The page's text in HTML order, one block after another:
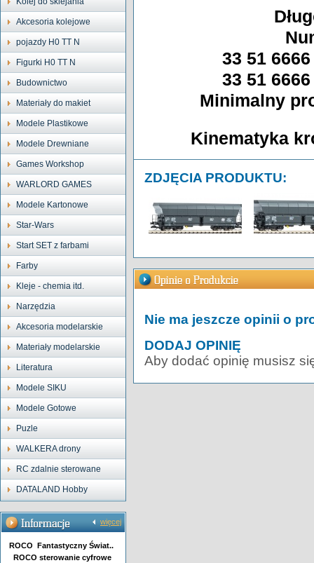
Akcesoria kolejowe
pojazdy H0 TT N
Figurki H0 TT N
Budownictwo
Materiały do makiet
Modele Plastikowe
Modele Drewniane
Games Workshop
WARLORD GAMES
Modele Kartonowe
Star-Wars
Start SET z farbami
Farby
Kleje - chemia itd.
Narzędzia
Akcesoria modelarskie
Materiały modelarskie
Literatura
Modele SIKU
Modele Gotowe
Puzle
WALKERA drony
RC zdalnie sterowane
DATALAND Hobby
więcej
ROCO Fantastyczny Świat..
ROCO sterowanie cyfrowe
33 51
33 51
Minimalny
Kinematyka
ZDJĘCIA PRODUKTU:
Nie ma jeszcze opinii o
DODAJ OPINIĘ
Aby dodać opinię musisz